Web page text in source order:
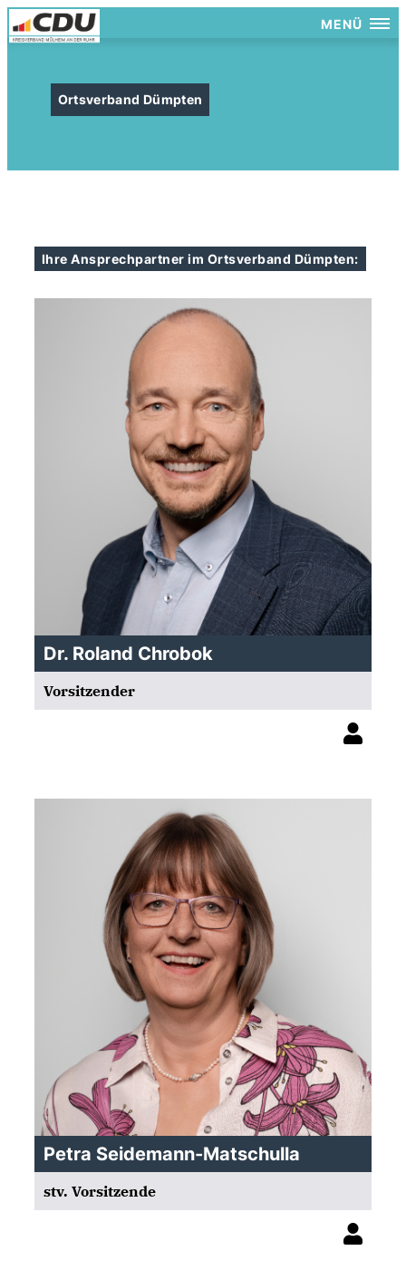
MENÜ
Ortsverband Dümpten
Ihre Ansprechpartner im Ortsverband Dümpten:
Dr. Roland Chrobok
Vorsitzender
Petra Seidemann-Matschulla
stv. Vorsitzende